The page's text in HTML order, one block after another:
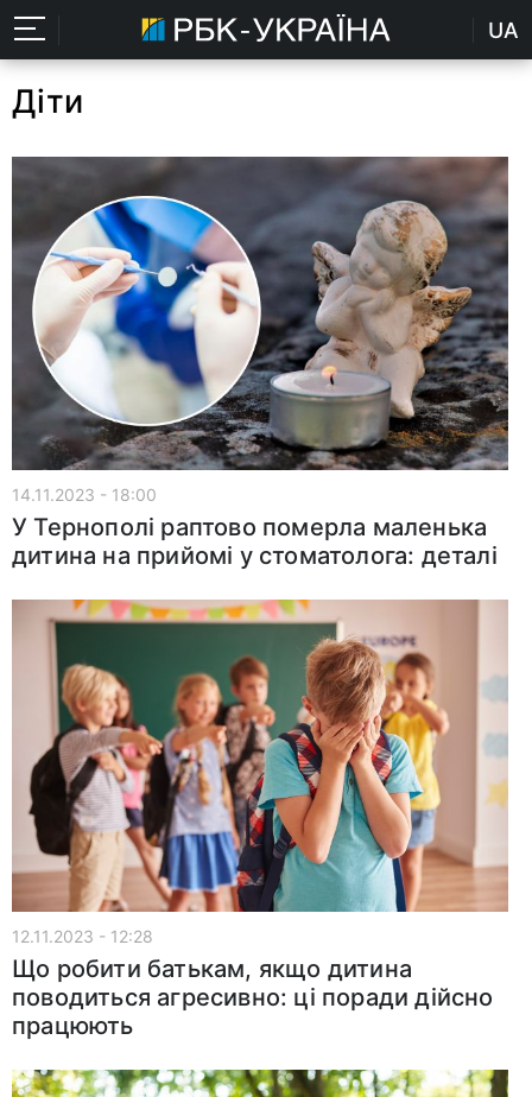
UA
Діти
14.11.2023 - 18:00
У Тернополі раптово померла маленька
дитина на прийомі у стоматолога: деталі
12.11.2023 - 12:28
Що робити батькам, якщо дитина
поводиться агресивно: ці поради дійсно
працюють